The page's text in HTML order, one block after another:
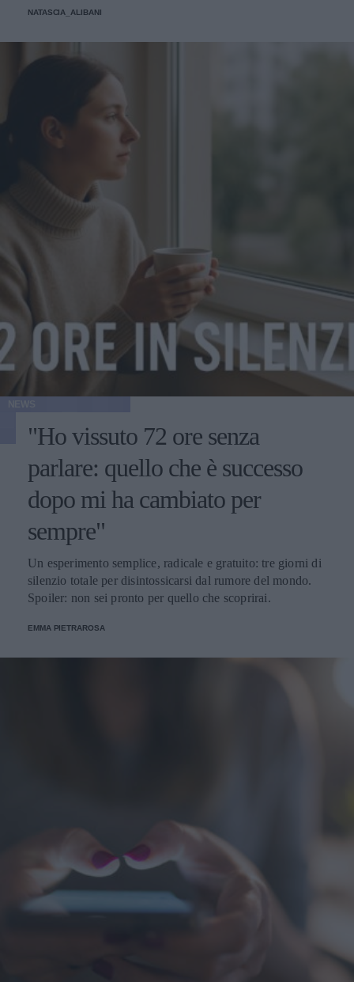
NATASCIA_ALIBANI
"Ho vissuto 72 ore senza
parlare: quello che è successo
dopo mi ha cambiato per
sempre"
Un esperimento semplice, radicale e gratuito: tre giorni di
silenzio totale per disintossicarsi dal rumore del mondo.
Spoiler: non sei pronto per quello che scoprirai.
EMMA PIETRAROSA